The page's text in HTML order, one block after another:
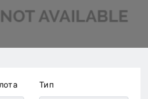
Тип